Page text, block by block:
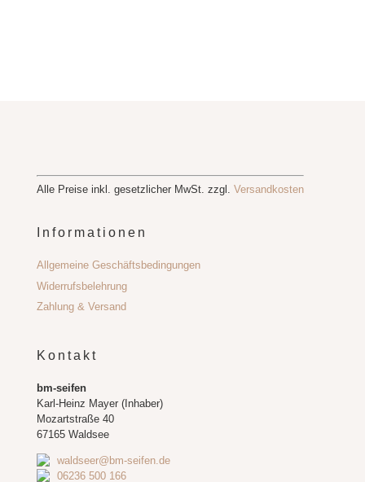
Alle Preise inkl. gesetzlicher MwSt. zzgl. Versandkosten
Informationen
Allgemeine Geschäftsbedingungen
Widerrufsbelehrung
Zahlung & Versand
Kontakt
bm-seifen
Karl-Heinz Mayer (Inhaber)
Mozartstraße 40
67165 Waldsee
waldseer@bm-seifen.de
06236 500 166